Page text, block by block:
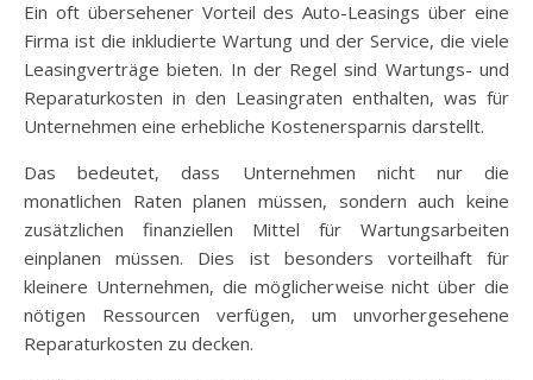
Ein oft übersehener Vorteil des Auto-Leasings über eine
Firma ist die inkludierte Wartung und der Service, die viele
Leasingverträge bieten. In der Regel sind Wartungs- und
Reparaturkosten in den Leasingraten enthalten, was für
Unternehmen eine erhebliche Kostenersparnis darstellt.
Das bedeutet, dass Unternehmen nicht nur die
monatlichen Raten planen müssen, sondern auch keine
zusätzlichen finanziellen Mittel für Wartungsarbeiten
einplanen müssen. Dies ist besonders vorteilhaft für
kleinere Unternehmen, die möglicherweise nicht über die
nötigen Ressourcen verfügen, um unvorhergesehene
Reparaturkosten zu decken.